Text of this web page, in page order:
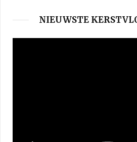
NIEUWSTE